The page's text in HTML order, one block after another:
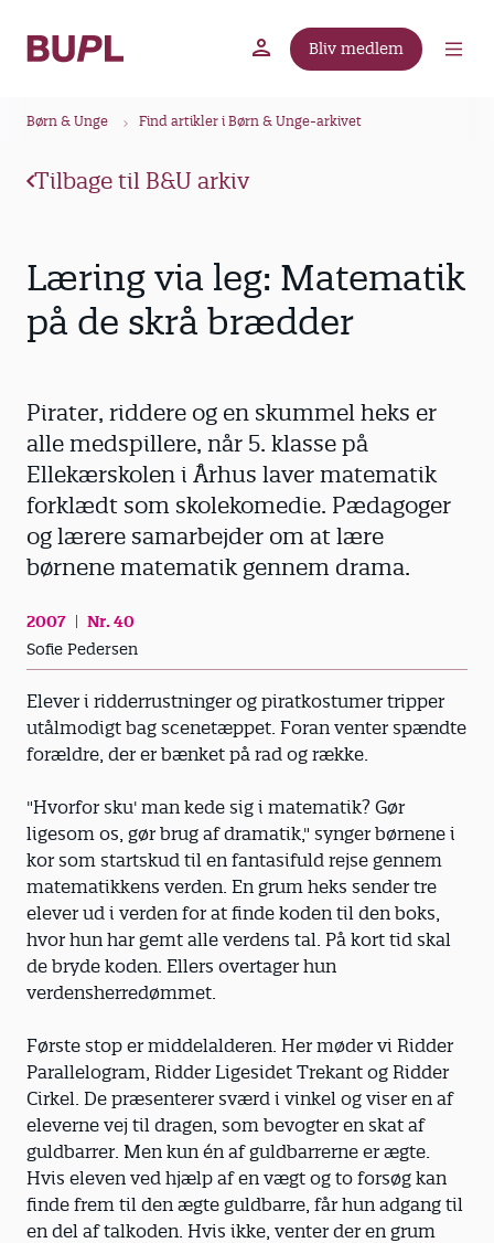
Bliv medlem
Børn & Unge Find artikler i Børn & Unge-arkivet
Tilbage til B&U arkiv
Læring via leg: Matematik
på de skrå brædder
Pirater, riddere og en skummel heks er
alle medspillere, når 5. klasse på
Ellekærskolen i Århus laver matematik
forklædt som skolekomedie. Pædagoger
og lærere samarbejder om at lære
børnene matematik gennem drama.
2007
Nr. 40
Sofie Pedersen
Elever i ridderrustninger og piratkostumer tripper
utålmodigt bag scenetæppet. Foran venter spændte
forældre, der er bænket på rad og række.
"Hvorfor sku' man kede sig i matematik? Gør
ligesom os, gør brug af dramatik," synger børnene i
kor som startskud til en fantasifuld rejse gennem
matematikkens verden. En grum heks sender tre
elever ud i verden for at finde koden til den boks,
hvor hun har gemt alle verdens tal. På kort tid skal
de bryde koden. Ellers overtager hun
verdensherredømmet.
Første stop er middelalderen. Her møder vi Ridder
Parallelogram, Ridder Ligesidet Trekant og Ridder
Cirkel. De præsenterer sværd i vinkel og viser en af
eleverne vej til dragen, som bevogter en skat af
guldbarrer. Men kun én af guldbarrerne er ægte.
Hvis eleven ved hjælp af en vægt og to forsøg kan
finde frem til den ægte guldbarre, får hun adgang til
en del af talkoden. Hvis ikke, venter der en grum